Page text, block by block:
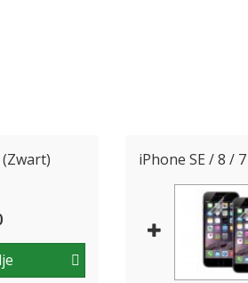
clip eenvoudig
of bonnetjes. OokiPhone SE / 8 /